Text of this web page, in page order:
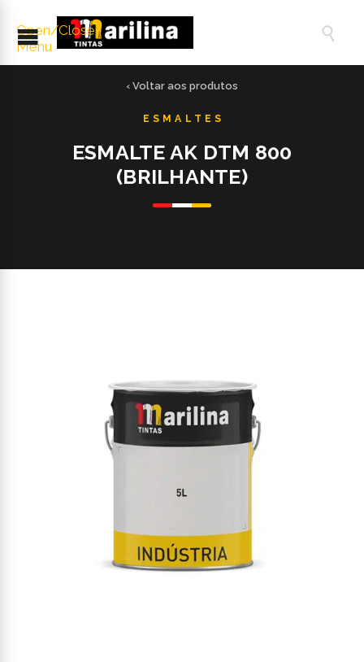
Open/Close
Menu

‹ Voltar aos produtos
ESMALTE AK DTM 800
(BRILHANTE)